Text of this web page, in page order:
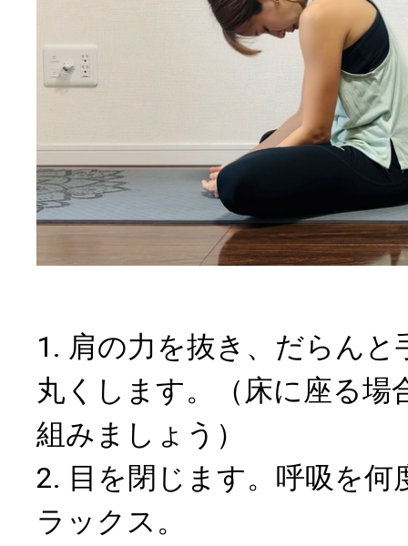
1. 肩の力を抜き、だらんと
丸くします。（床に座る場
組みましょう）
2. 目を閉じます。呼吸を何
ラックス。